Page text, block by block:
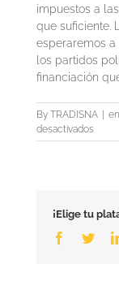
impuestos a
que suficiente.
esperaremos
los partidos
financiación
By TRADISNA
desactivadosen
N-
en
¡Elige tu
Facebook